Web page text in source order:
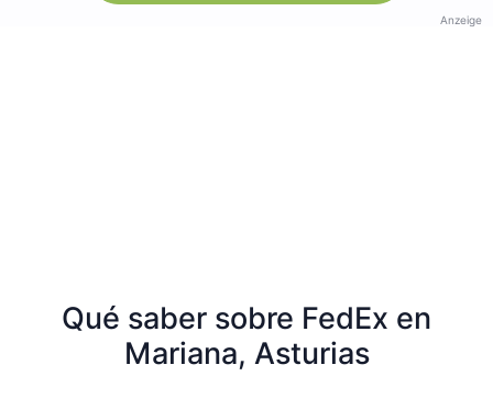
Anzeige
Qué saber sobre FedEx en
Mariana, Asturias